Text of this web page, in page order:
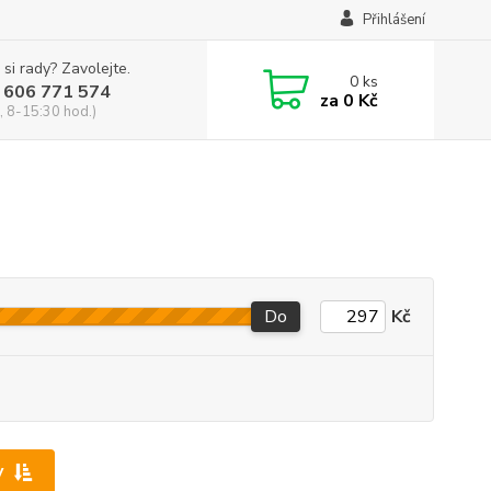
Přihlášení
rady? Zavolejte.
771 574
8-15:30 hod.)
0ks
za 0 Kč
Do Kč